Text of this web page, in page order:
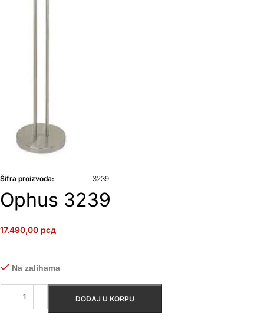
Šifra proizvoda: 3239
Ophus 3239
17.490,00 рсд
Na zalihama
DODAJ U KORPU